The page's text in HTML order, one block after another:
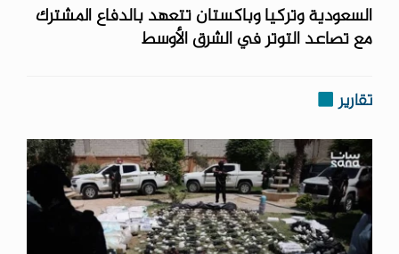
السعودية وتركيا وباكستان تتعهد بالدفاع المشترك
مع تصاعد التوتر في الشرق الأوسط
تقارير